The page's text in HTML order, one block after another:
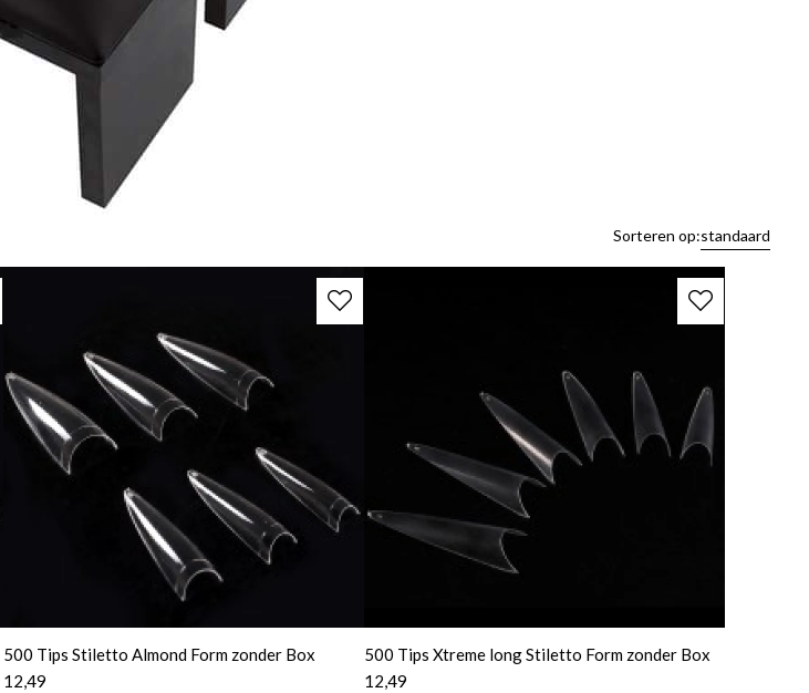
Sorteren op:standaard
500 Tips Stiletto Almond Form zonder Box
12,49
500 Tips Xtreme long Stiletto Form zonder Box
12,49